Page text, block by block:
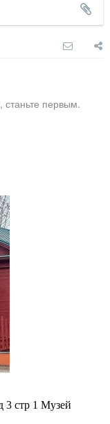
станьте первым.
3 стр 1 Музей